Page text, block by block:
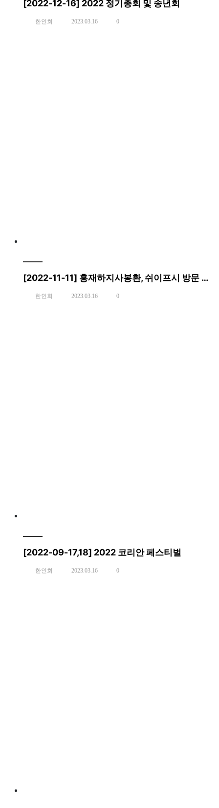
[2022-12-16] 2022 정기총회 및 송년회
한인회 2023.03.16 0
[2022-11-11] 홍재하지사봉환, 쉬이프시 방문 행사
한인회 2023.03.16 0
[2022-09-17,18] 2022 코리안 페스티벌
한인회 2023.03.16 0